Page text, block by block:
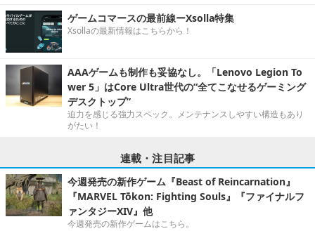
ゲームコマースの最前線ーXsolla特集
Xsollaの最新情報はこちらから！
AAAゲームも制作も妥協なし。「Lenovo Legion To
wer 5」はCore Ultra世代の“全てこなせるゲーミング
デスクトップ”
迫力を感じる強力スペック。メンテナンスしやすい構造もあり
がたい！
連載・注目記事
今週発売の新作ゲーム『Beast of Reincarnation』
『MARVEL Tōkon: Fighting Souls』『ファイナルフ
ァンタジーXIV』他
今週発売の新作ゲームはこちら。